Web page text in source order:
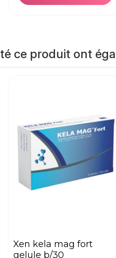
ce produit ont
xen kela mag fort
gelule b/30